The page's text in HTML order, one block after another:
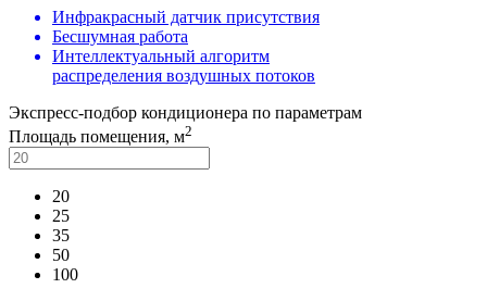
Инфракрасный датчик присутствия
Бесшумная работа
Интеллектуальный алгоритм
распределения воздушных потоков
Экспресс-подбор кондиционера по параметрам
Площадь помещения, м2
20
25
35
50
100